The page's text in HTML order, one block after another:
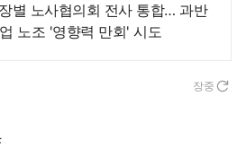
별 노사협의회 전사 통합… 과반
노조 '영향력 만회' 시도
장중